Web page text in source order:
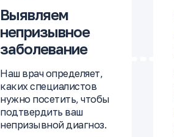
Выявляем
непризывное
заболевание
Наш врач определяет,
каких специалистов
нужно посетить, чтобы
подтвердить ваш
непризывной диагноз.